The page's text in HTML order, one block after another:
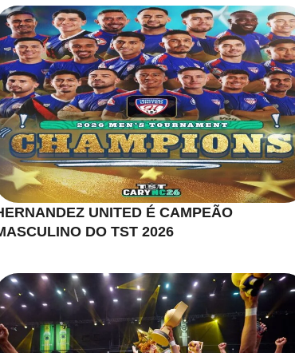
UNITED É CAMPEÃO
DO TST 2026